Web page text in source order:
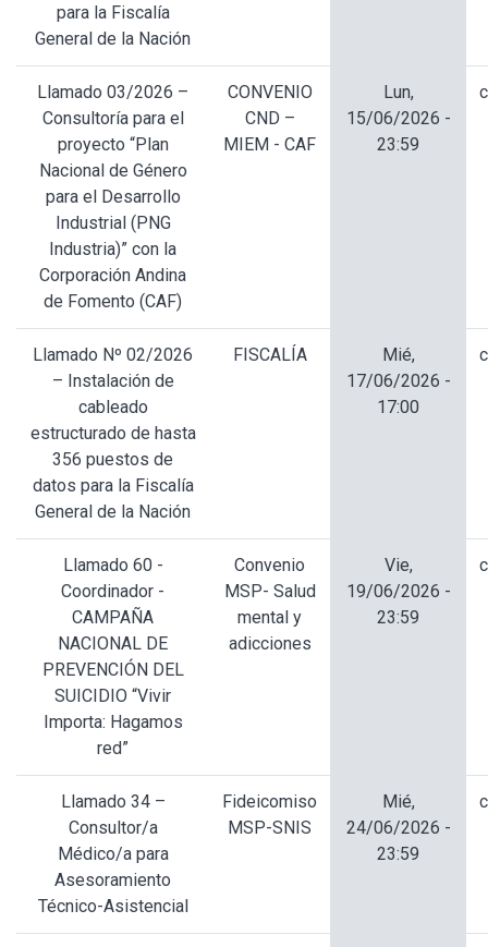
para la Fiscalía
General de la Nación
Llamado 03/2026 –
Consultoría para el
proyecto “Plan
Nacional de Género
para el Desarrollo
Industrial (PNG
Industria)” con la
Corporación Andina
de Fomento (CAF)
CONVENIO
CND –
MIEM - CAF
Lun,
15/06/2026 -
23:59
Llamado Nº 02/2026
– Instalación de
cableado
estructurado de hasta
356 puestos de
datos para la Fiscalía
General de la Nación
FISCALÍA
Mié,
17/06/2026 -
17:00
Llamado 60 -
Coordinador -
CAMPAÑA
NACIONAL DE
PREVENCIÓN DEL
SUICIDIO “Vivir
Importa: Hagamos
red”
Convenio
MSP- Salud
mental y
adicciones
Vie,
19/06/2026 -
23:59
Llamado 34 –
Consultor/a
Médico/a para
Asesoramiento
Técnico-Asistencial
Fideicomiso
MSP-SNIS
Mié,
24/06/2026 -
23:59